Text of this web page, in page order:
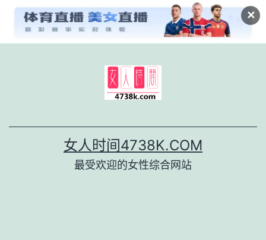
✕
女人时间4738K.COM
最受欢迎的女性综合网站